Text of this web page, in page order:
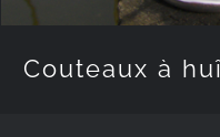
Couteaux à